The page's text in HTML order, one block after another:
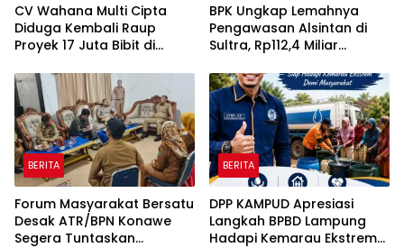
CV Wahana Multi Cipta
Diduga Kembali Raup
Proyek 17 Juta Bibit di
Kasus Rp26 Miliar,
Kasipenkum: Kami
Menunggu P21 dari Polda
Sultra
BPK Ungkap Lemahnya
Pengawasan Alsintan di
Sultra, Rp112,4 Miliar
Pemanfaatannya
BERITA
Forum Masyarakat Bersatu
Desak ATR/BPN Konawe
Segera Tuntaskan
BERITA
DPP KAMPUD Apresiasi
Langkah BPBD Lampung
Hadapi Kemarau Ekstrem